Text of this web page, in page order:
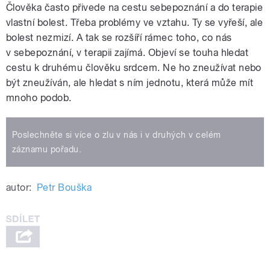
Člověka často přivede na cestu sebepoznání a do terapie
vlastní bolest. Třeba problémy ve vztahu. Ty se vyřeší, ale
bolest nezmizí. A tak se rozšíří rámec toho, co nás
v sebepoznání, v terapii zajímá. Objeví se touha hledat
cestu k druhému člověku srdcem. Ne ho zneužívat nebo
být zneužíván, ale hledat s ním jednotu, která může mít
mnoho podob.
Poslechněte si více o zlu v nás i v druhých v celém
záznamu pořadu.
autor: Petr Bouška